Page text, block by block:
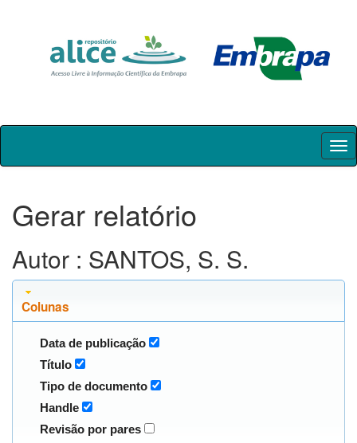
Skip
Gerar relatório
Autor : SANTOS, S. S.
Colunas
Data de publicação
Título
Tipo de documento
Handle
Revisão por pares